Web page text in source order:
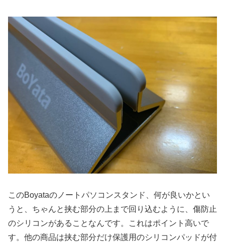
このBoyataのノートパソコンスタンド、何が良いかとい
うと、ちゃんと挟む部分の上まで回り込むように、傷防止
のシリコンがあることなんです。これはポイント高いで
す。他の商品は挟む部分だけ保護用のシリコンパッドが付